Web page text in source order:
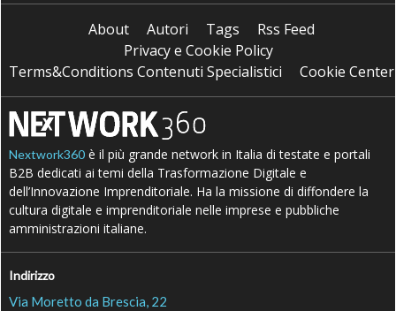
About Autori Tags
Rss Feed
Privacy e Cookie Policy
Terms&Conditions Contenuti Specialistici
Cookie Center
Nextwork360 è il più grande network in Italia di testate e portali
B2B dedicati ai temi della Trasformazione Digitale e
dell’Innovazione Imprenditoriale. Ha la missione di diffondere la
cultura digitale e imprenditoriale nelle imprese e pubbliche
amministrazioni italiane.
Indirizzo
Via Moretto da Brescia, 22